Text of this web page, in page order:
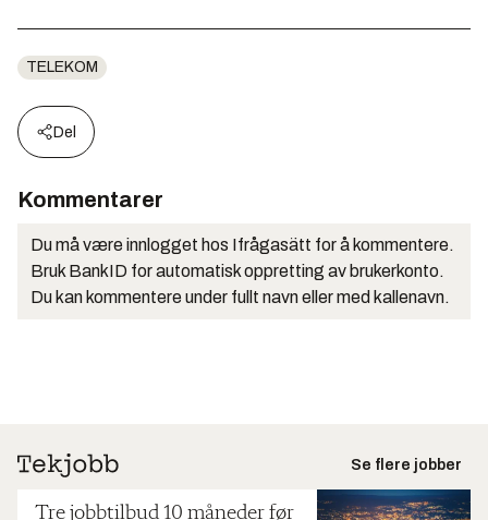
TELEKOM
Del
Kommentarer
Du må være innlogget hos Ifrågasätt for å kommentere.
Bruk BankID for automatisk oppretting av brukerkonto.
Du kan kommentere under fullt navn eller med kallenavn.
Se flere jobber
Tre jobbtilbud 10 måneder før